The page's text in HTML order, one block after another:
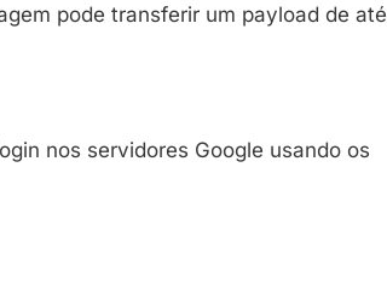
pode transferir um payload de até
nos servidores Google usando os